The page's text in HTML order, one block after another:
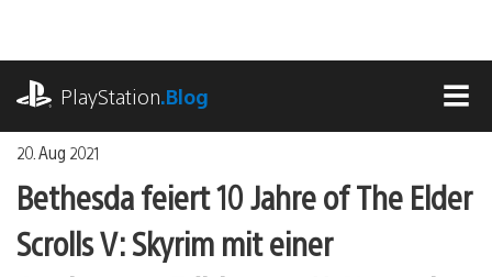
springen
PlayStation.Blog
20. Aug 2021
Bethesda feiert 10 Jahre of The Elder
Scrolls V: Skyrim mit einer